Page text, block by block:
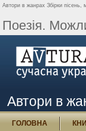
Автори в жанрах Збірки пісень,
Поезія.
Автори в
ГОЛОВНА